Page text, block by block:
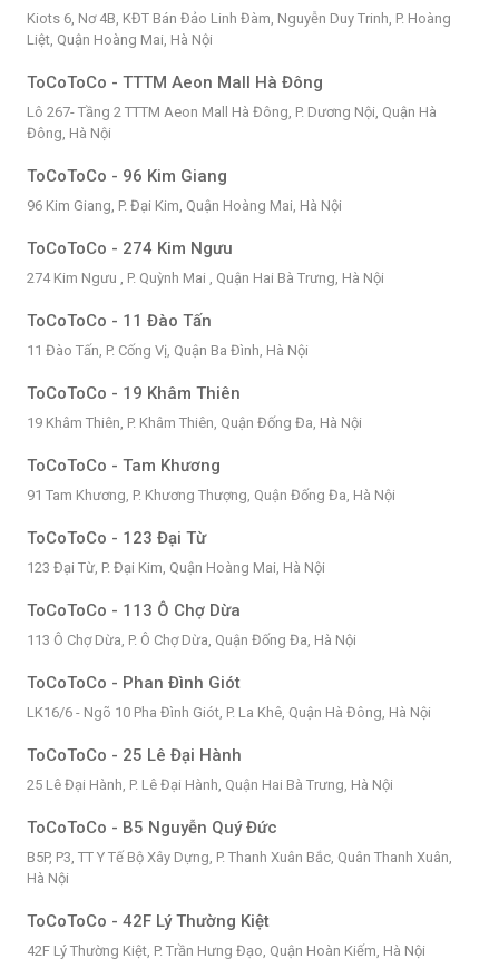
Kiots 6, Nơ 4B, KĐT Bán Đảo Linh Đàm, Nguyễn Duy Trinh, P. Hoàng
Liệt, Quận Hoàng Mai, Hà Nội
ToCoToCo - TTTM Aeon Mall Hà Đông
Lô 267- Tầng 2 TTTM Aeon Mall Hà Đông, P. Dương Nội, Quận Hà
Đông, Hà Nội
ToCoToCo - 96 Kim Giang
96 Kim Giang, P. Đại Kim, Quận Hoàng Mai, Hà Nội
ToCoToCo - 274 Kim Ngưu
274 Kim Ngưu , P. Quỳnh Mai , Quận Hai Bà Trưng, Hà Nội
ToCoToCo - 11 Đào Tấn
11 Đào Tấn, P. Cống Vị, Quận Ba Đình, Hà Nội
ToCoToCo - 19 Khâm Thiên
19 Khâm Thiên, P. Khâm Thiên, Quận Đống Đa, Hà Nội
ToCoToCo - Tam Khương
91 Tam Khương, P. Khương Thượng, Quận Đống Đa, Hà Nội
ToCoToCo - 123 Đại Từ
123 Đại Từ, P. Đại Kim, Quận Hoàng Mai, Hà Nội
ToCoToCo - 113 Ô Chợ Dừa
113 Ô Chợ Dừa, P. Ô Chợ Dừa, Quận Đống Đa, Hà Nội
ToCoToCo - Phan Đình Giót
LK16/6 - Ngõ 10 Pha Đình Giót, P. La Khê, Quận Hà Đông, Hà Nội
ToCoToCo - 25 Lê Đại Hành
25 Lê Đại Hành, P. Lê Đại Hành, Quận Hai Bà Trưng, Hà Nội
ToCoToCo - B5 Nguyễn Quý Đức
B5P, P3, TT Y Tế Bộ Xây Dựng, P. Thanh Xuân Bắc, Quân Thanh Xuân,
Hà Nội
ToCoToCo - 42F Lý Thường Kiệt
42F Lý Thường Kiệt, P. Trần Hưng Đạo, Quận Hoàn Kiếm, Hà Nội